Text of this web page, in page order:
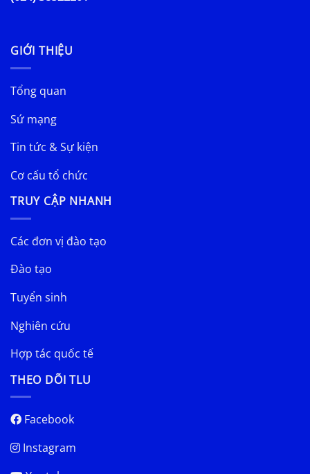
GIỚI THIỆU
Tổng quan
Sứ mạng
Tin tức & Sự kiện
Cơ cấu tổ chức
TRUY CẬP NHANH
Các đơn vị đào tạo
Đào tạo
Tuyển sinh
Nghiên cứu
Hợp tác quốc tế
THEO DÕI TLU
Facebook
Instagram